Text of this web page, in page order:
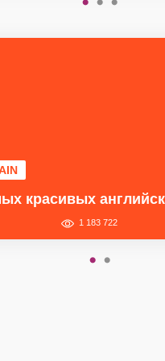
красивых
1 183 722